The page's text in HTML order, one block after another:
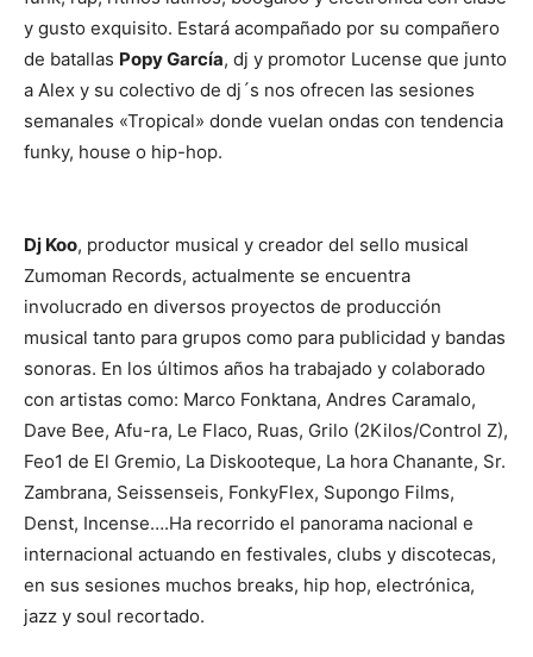
y gusto exquisito. Estará acompañado por su compañero
de batallas Popy García, dj y promotor Lucense que junto
a Alex y su colectivo de dj´s nos ofrecen las sesiones
semanales «Tropical» donde vuelan ondas con tendencia
funky, house o hip-hop.
Dj Koo, productor musical y creador del sello musical
Zumoman Records, actualmente se encuentra
involucrado en diversos proyectos de producción
musical tanto para grupos como para publicidad y bandas
sonoras. En los últimos años ha trabajado y colaborado
con artistas como: Marco Fonktana, Andres Caramalo,
Dave Bee, Afu-ra, Le Flaco, Ruas, Grilo (2Kilos/Control Z),
Feo1 de El Gremio, La Diskooteque, La hora Chanante, Sr.
Zambrana, Seissenseis, FonkyFlex, Supongo Films,
Denst, Incense….Ha recorrido el panorama nacional e
internacional actuando en festivales, clubs y discotecas,
en sus sesiones muchos breaks, hip hop, electrónica,
jazz y soul recortado.